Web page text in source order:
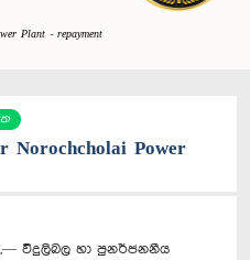
Plant - repayment
Norochcholai Power
විදුලිබල හා පුනර්ජනනීය